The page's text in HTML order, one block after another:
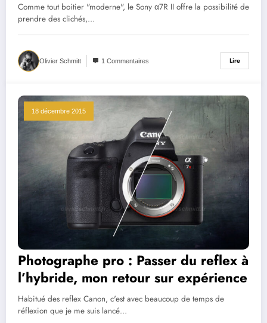
Comme tout boitier "moderne", le Sony α7R II offre la possibilité de
prendre des clichés,…
Olivier Schmitt 1 Commentaires Lire
18 décembre 2015
Photographe pro : Passer du reflex à
l’hybride, mon retour sur expérience
Habitué des reflex Canon, c'est avec beaucoup de temps de
réflexion que je me suis lancé…